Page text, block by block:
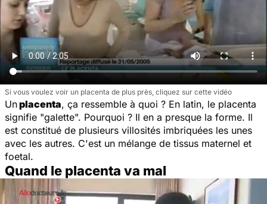
Si vous voulez voir un placenta de plus près, cliquez sur cette vidéo
Unplacenta, ça ressemble à quoi ? En latin, le placenta
signifie "galette". Pourquoi ? Il en a presque la forme. Il
est constitué de plusieurs villosités imbriquées les unes
avec les autres. C'est un mélange de tissus maternel et
foetal.
Quand le placenta va mal